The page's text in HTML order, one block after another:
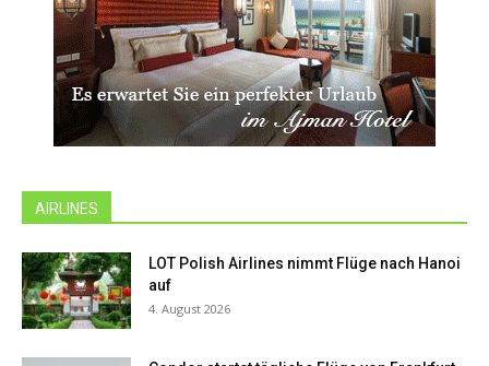
AIRLINES
LOT Polish Airlines nimmt Flüge nach Hanoi
auf
4. August 2026